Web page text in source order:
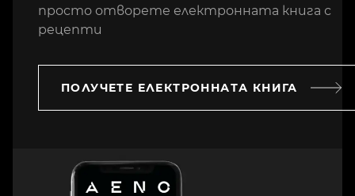
просто отворете електронната книга с
рецепти
ПОЛУЧЕТЕ ЕЛЕКТРОННАТА КНИГА